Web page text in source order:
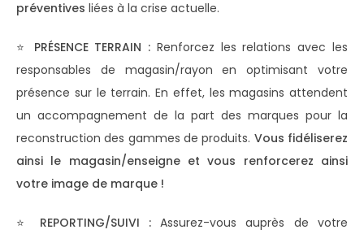
préventives liées à la crise actuelle.
⭐ PRÉSENCE TERRAIN : Renforcez les relations avec les
responsables de magasin/rayon en optimisant votre
présence sur le terrain. En effet, les magasins attendent
un accompagnement de la part des marques pour la
reconstruction des gammes de produits. Vous fidéliserez
ainsi le magasin/enseigne et vous renforcerez ainsi
votre image de marque !
⭐ REPORTING/SUIVI :Assurez-vous auprès de votre